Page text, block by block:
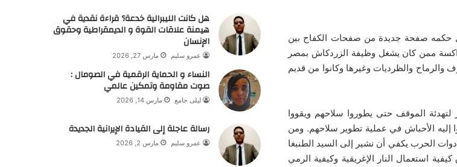
الملقب بعبد الصليب ( 1414م- 1429م) فتح خلال حكمه صفحة جديدة من صفحات الكفاح بين
ممن كان يشغل وظيفة الزردكاش بمصر
والظرديات وغيرها وكانوا من قديم
الموقف حتى يطوروا سلاحهم ويقووا
إليه الأحباش في عملية تطوير سلاحهم. ومن
الحرب يكفي أن نشير إلى السيد الطنبغا
استعمال النار الإغريقية وكيفية الرمي
هل كانت الليبرالية خدعة؟ قراءة نقدية في
هيمنة علاقات القوة و الديمقراطية وحقوق
الإنسان
عمرو سليم مارس 27, 2026
النساء و الحماية الرقمية في الصومال :
صوت مقاومة وتمكين عالمي
ليلى جامع مارس 14, 2026
رسالة عاجلة إلى القيادة الإيرانية الجديدة
عمرو سليم مارس 2, 2026